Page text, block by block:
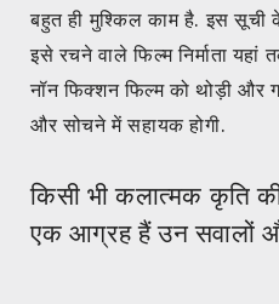
बहुत ही मुश्किल काम है. इस सूची
इसे रचने वाले फिल्म निर्माता
नॉन फिक्शन फिल्म को थोड़ी और
और सोचने में सहायक होगी.
किसी भी कलात्मक कृति
एक आग्रह हैं उन सवालों